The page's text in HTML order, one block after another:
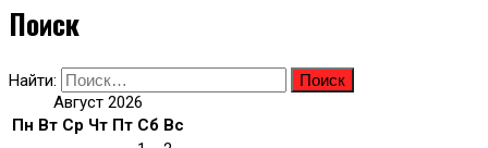
Поиск
Найти:
Август 2026
Пн Вт Ср Чт Пт Сб Вс